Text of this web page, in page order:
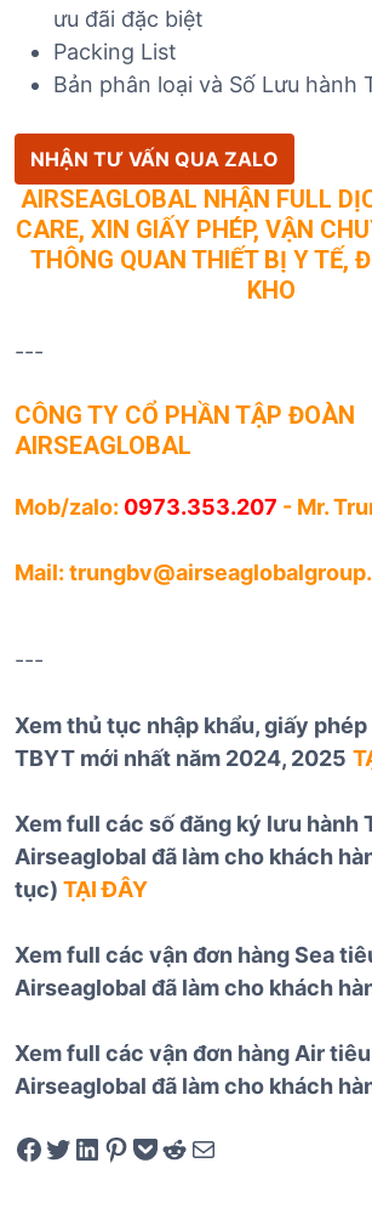
ưu đãi đặc biệt
Packing List
Bản phân loại và Số Lưu hành
NHẬN TƯ VẤN QUA ZALO
AIRSEAGLOBAL NHẬN FULL
CARE, XIN GIẤY PHÉP, VẬN
THÔNG QUAN THIẾT BỊ Y TẾ,
KHO
---
CÔNG TY CỔ PHẦN TẬP ĐOÀN
AIRSEAGLOBAL
Mob/zalo: 0973.353.207 - Mr.
Mail:
---
Xem thủ tục nhập khẩu, giấy phép
TBYT mới nhất năm 2024, 2025
Xem full các số đăng ký lưu hành
Airseaglobal đã làm cho khách
tục) TẠI ĐÂY
Xem full các vận đơn hàng Sea
Airseaglobal đã làm cho khách
Xem full các vận đơn hàng Air
Airseaglobal đã làm cho khách
Share on Facebook Tweet on Twitter Share on LinkedIn Pin on Pinterest Save to pocket Share on Reddit Share via Email